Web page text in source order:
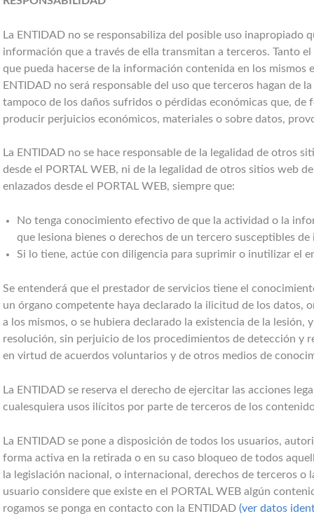
La ENTIDAD no se responsabiliza del posible uso inapropiado
información que a través de ella transmitan a terceros. Tanto
que pueda hacerse de la información contenida en los mismos
ENTIDAD no será responsable del uso que terceros hagan de
tampoco de los daños sufridos o pérdidas económicas que,
producir perjuicios económicos, materiales o sobre datos,
La ENTIDAD no se hace responsable de la legalidad de otros
desde el PORTAL WEB, ni de la legalidad de otros sitios web
enlazados desde el PORTAL WEB, siempre que:
No tenga conocimiento efectivo de que la actividad o la
que lesiona bienes o derechos de un tercero susceptibles
Si lo tiene, actúe con diligencia para suprimir o inutilizar el
Se entenderá que el prestador de servicios tiene el
un órgano competente haya declarado la ilicitud de los datos,
a los mismos, o se hubiera declarado la existencia de la
resolución, sin perjuicio de los procedimientos de detección y
en virtud de acuerdos voluntarios y de otros medios de
La ENTIDAD se reserva el derecho de ejercitar las acciones
cualesquiera usos ilícitos por parte de terceros de los
La ENTIDAD se pone a disposición de todos los usuarios,
forma activa en la retirada o en su caso bloqueo de todos
la legislación nacional, o internacional, derechos de terceros o
usuario considere que existe en el PORTAL WEB algún
rogamos se ponga en contacto con la ENTIDAD (ver datos